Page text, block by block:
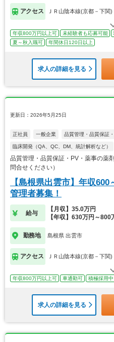
アクセス ＪＲ山陰本線(京都－下関
年収800万円以上可 未経験者も応募可能
夏～秋入職可
年間休日120日以上
求人の詳細を見る
更新日：2026年5月25日
正社員 一般企業 品質管理・品質保証
臨床開発（QA、QC、DM、統計解析など）
品質管理・品質保証・PV・薬事の
問合せください）
【島根県出雲市】年収
管理者募集！
給与
【月収】35.0万円
【年収】630万円～800
勤務地 島根県 出雲市
アクセス ＪＲ山陰本線(京都－下関
年収800万円以上可 車通勤可 積極採用中
求人の詳細を見る